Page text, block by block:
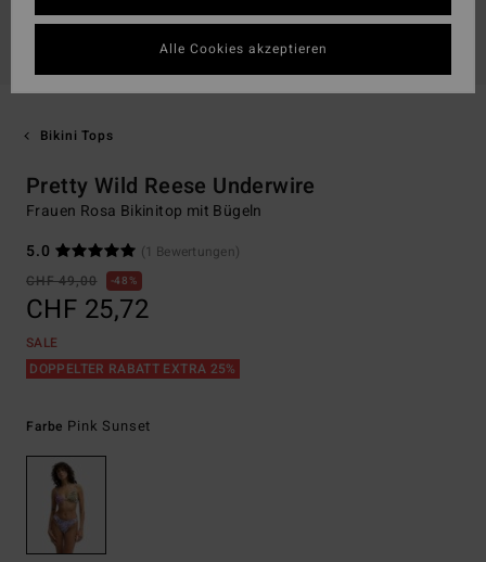
Bikini Tops
Pretty Wild Reese Underwire
Frauen Rosa Bikinitop mit Bügeln
5.0
(1 Bewertungen)
CHF 49,00
48%
CHF 25,72
SALE
DOPPELTER RABATT EXTRA 25%
Farbe Pink Sunset
Alle Cookies akzeptieren